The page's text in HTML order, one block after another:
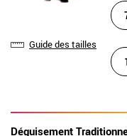
Guide des tailles
Déguisement